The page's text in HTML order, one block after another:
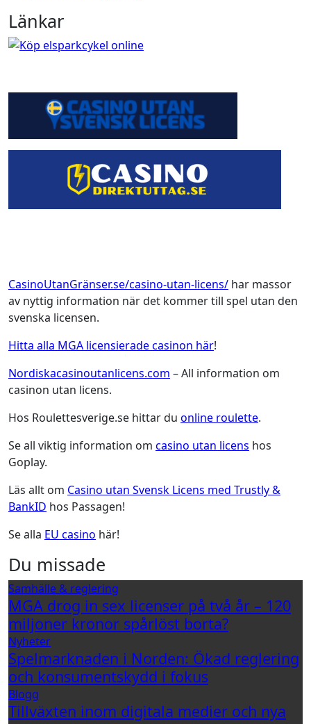
Länkar
CasinoUtanGränser.se/casino-utan-licens/ har massor
av nyttig information när det kommer till spel utan den
svenska licensen.
Hitta alla MGA licensierade casinon här!
Nordiskacasinoutanlicens.com – All information om
casinon utan licens.
Hos Roulettesverige.se hittar du online roulette.
Se all viktig information om casino utan licens hos
Goplay.
Läs allt om Casino utan Svensk Licens med Trustly &
BankID hos Passagen!
Se alla EU casino här!
Du missade
Samhälle & reglering
MGA drog in sex licenser på två år – 120
miljoner kronor spårlöst borta?
Nyheter
Spelmarknaden i Norden: Ökad reglering
och konsumentskydd i fokus
Blogg
Tillväxten inom digitala medier och nya